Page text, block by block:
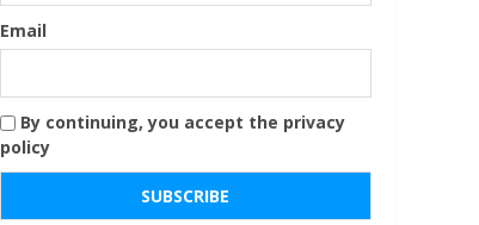
Email
By continuing, you accept the privacy
policy